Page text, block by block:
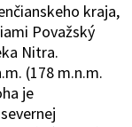
kraja,
Považský
Nitra.
(178 m.n.m.
je